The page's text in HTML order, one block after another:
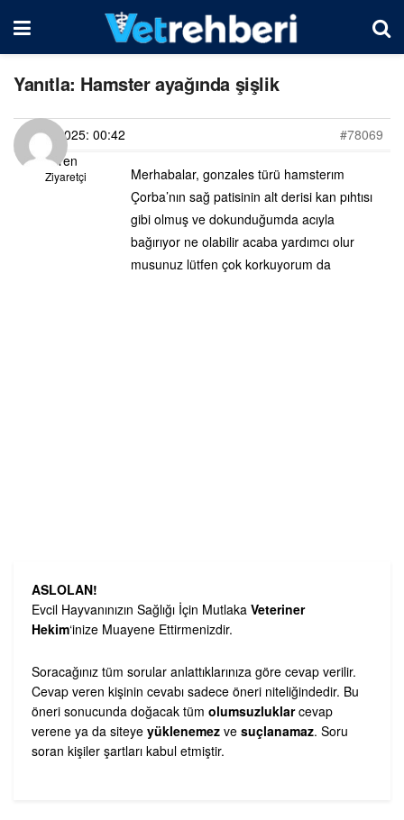
Yanıtla: Hamster ayağında şişlik
07/03/2025: 00:42
#78069
Ceren
Ziyaretçi
Merhabalar, gonzales türü hamsterım
Çorba’nın sağ patisinin alt derisi kan pıhtısı
gibi olmuş ve dokunduğumda acıyla
bağırıyor ne olabilir acaba yardımcı olur
musunuz lütfen çok korkuyorum da
ASLOLAN!
Evcil Hayvanınızın Sağlığı İçin Mutlaka Veteriner
Hekim‘inize Muayene Ettirmenizdir.
Soracağınız tüm sorular anlattıklarınıza göre cevap verilir.
Cevap veren kişinin cevabı sadece öneri niteliğindedir. Bu
öneri sonucunda doğacak tüm olumsuzluklarcevap
verene ya da siteye yüklenemez ve suçlanamaz. Soru
soran kişiler şartları kabul etmiştir.